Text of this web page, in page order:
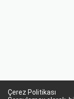
Çerez Politikası